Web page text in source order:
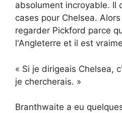
absolument incroyable. Il
cases pour Chelsea.
regarder Pickford parce
l'Angleterre et il est
« Si je dirigeais Chelsea,
je chercherais. »
Branthwaite a eu